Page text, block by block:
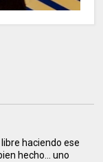
haciendo ese
hecho... uno